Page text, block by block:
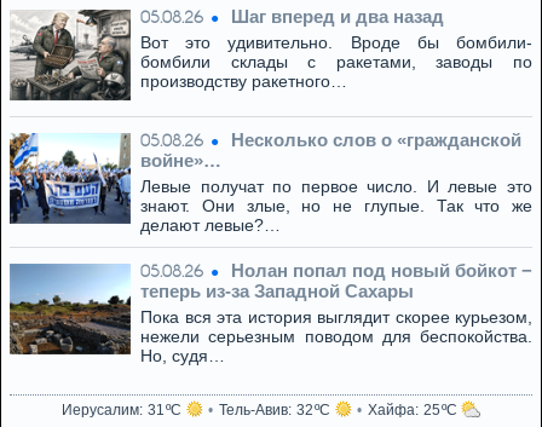
05.08.26 Шаг вперед и два назад
Вот это удивительно. Вроде бы бомбили-
бомбили склады с ракетами, заводы по
производству ракетного…
05.08.26
Несколько слов о «гражданской
войне»…
Левые получат по первое число. И левые это
знают. Они злые, но не глупые. Так что же
делают левые?…
05.08.26
Нолан попал под новый бойкот −
теперь из‑за Западной Сахары
Пока вся эта история выглядит скорее курьезом,
нежели серьезным поводом для беспокойства.
Но, судя…
Иерусалим 31 Тель-Авив 32 Хайфа 25